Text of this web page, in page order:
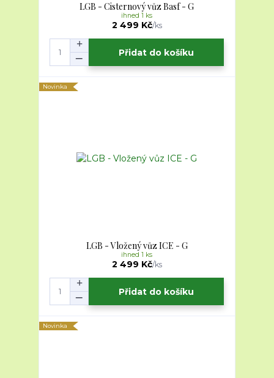
LGB - Cisternový vůz Basf - G
2 499 Kč/ks
ihned 1 ks
Přidat do košíku
Novinka
LGB - Vložený vůz ICE - G
2 499 Kč/ks
ihned 1 ks
Přidat do košíku
Novinka